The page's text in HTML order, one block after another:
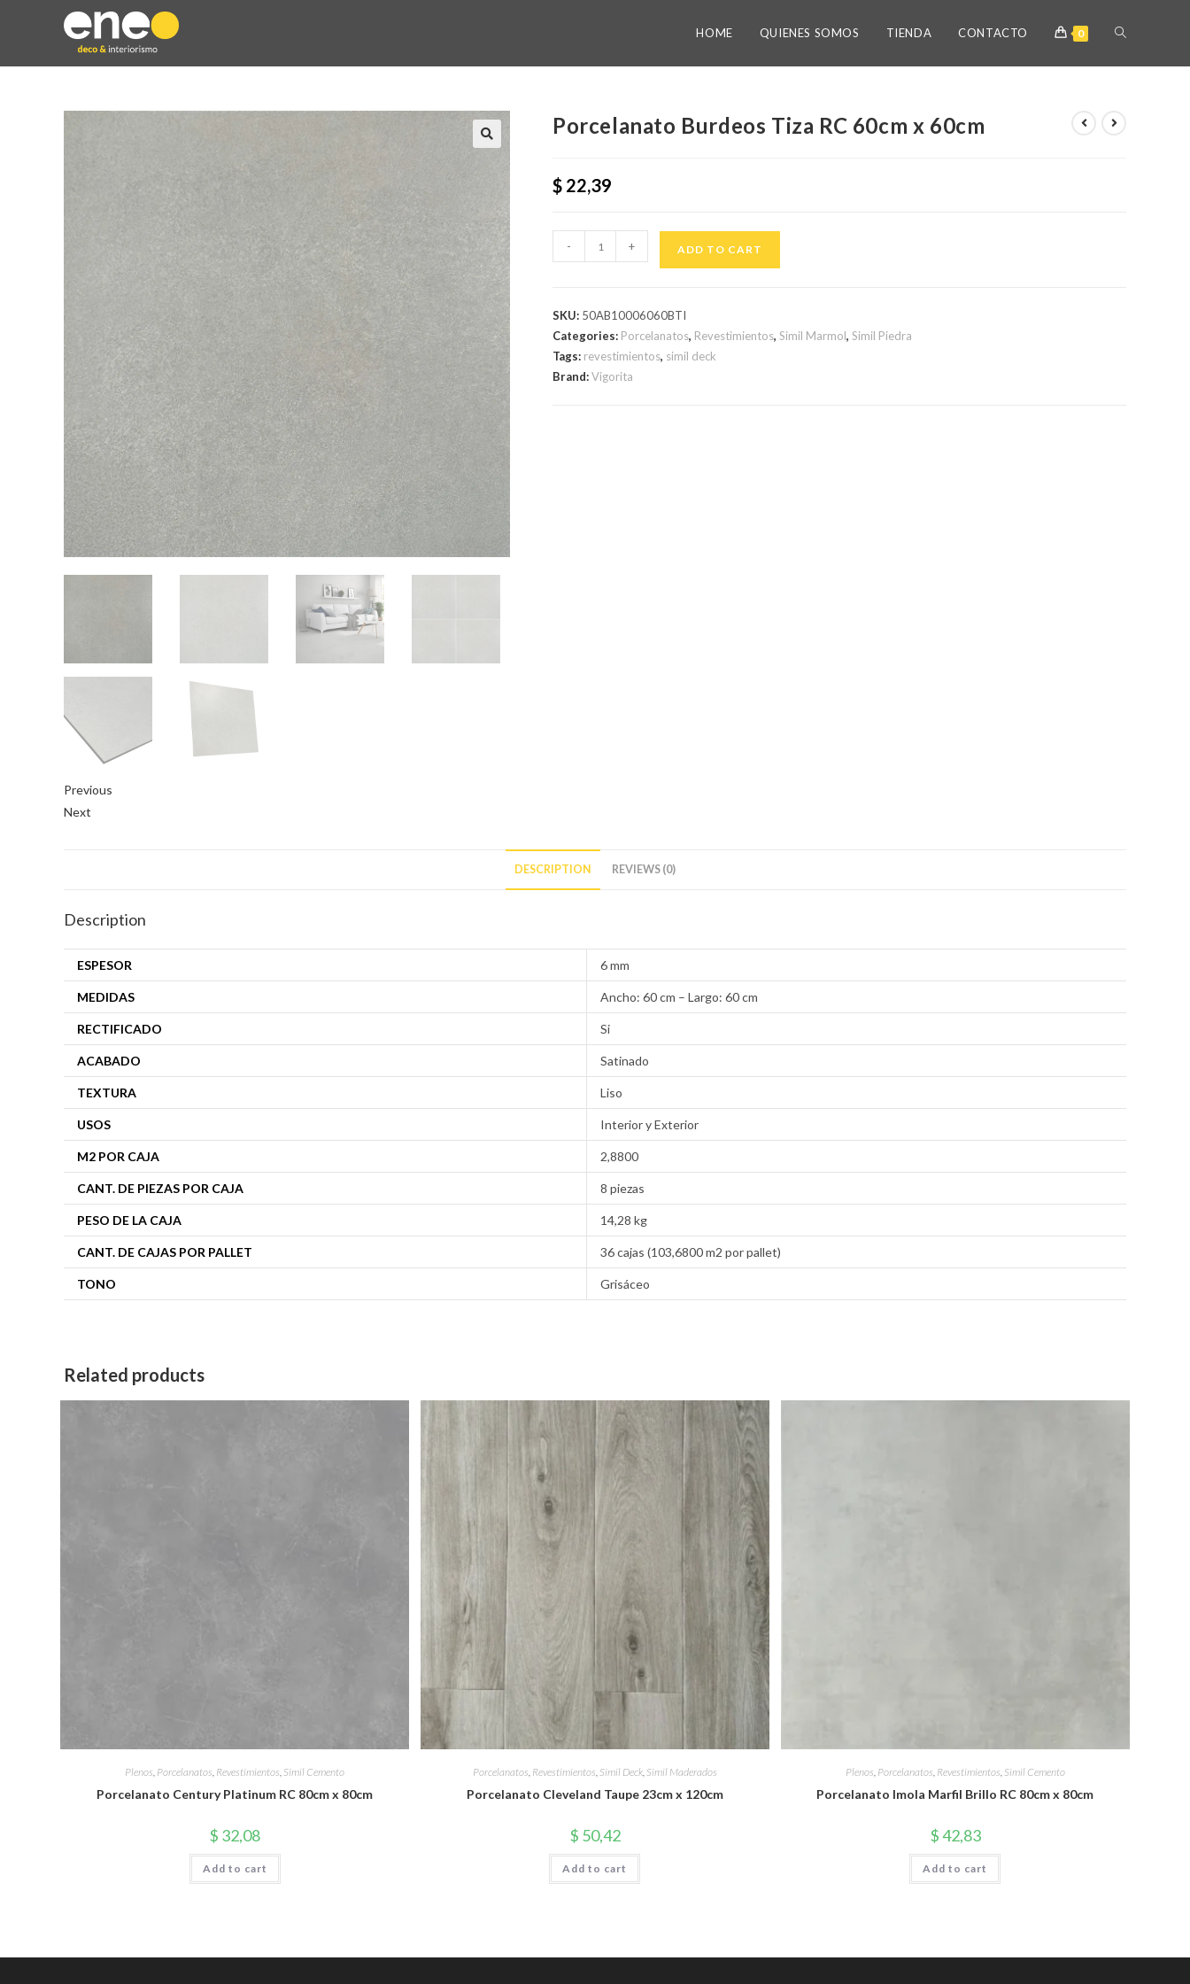
HOME QUIENES SOMOS TIENDA CONTACTO 0
Previous
Next
Porcelanato Burdeos Tiza RC 60cm x 60cm
$ 22,39
- + ADD TO CART
SKU: 50AB10006060BTI
Categories: Porcelanatos, Revestimientos, Simil Marmol, Simil Piedra
Tags: revestimientos, simil deck
Brand:Vigorita
DESCRIPTION REVIEWS (0)
Description
ESPESOR 6 mm
MEDIDAS Ancho: 60 cm – Largo: 60 cm
RECTIFICADO Si
ACABADO Satinado
TEXTURA Liso
USOS Interior y Exterior
M2 POR CAJA 2,8800
CANT. DE PIEZAS POR CAJA 8 piezas
PESO DE LA CAJA 14,28 kg
CANT. DE CAJAS POR PALLET 36 cajas (103,6800 m2 por pallet)
TONO Grisáceo
Related products
Plenos, Porcelanatos, Revestimientos, Simil Cemento
Porcelanato Century Platinum RC 80cm x 80cm
$ 32,08
Add to cart
Porcelanatos, Revestimientos, Simil Deck, Simil Maderados
Porcelanato Cleveland Taupe 23cm x 120cm
$ 50,42
Add to cart
Plenos, Porcelanatos, Revestimientos, Simil Cemento
Porcelanato Imola Marfil Brillo RC 80cm x 80cm
$42,83
Add to cart